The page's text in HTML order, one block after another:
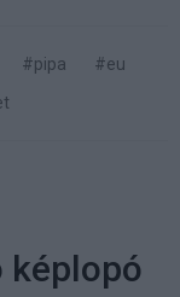
#pipa
#eu
képlopó